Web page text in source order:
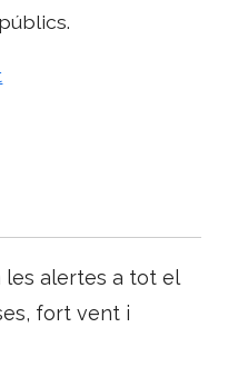
les alertes a tot el
fort vent i